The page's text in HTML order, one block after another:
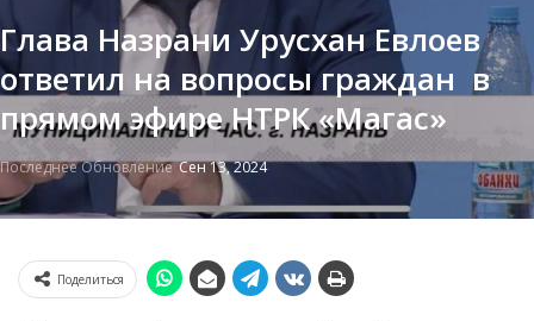
Глава Назрани Урусхан Евлоев
ответил на вопросы граждан в
прямом эфире НТРК «Магас»
Последнее ОбновлениеСен 13, 2024
Поделиться